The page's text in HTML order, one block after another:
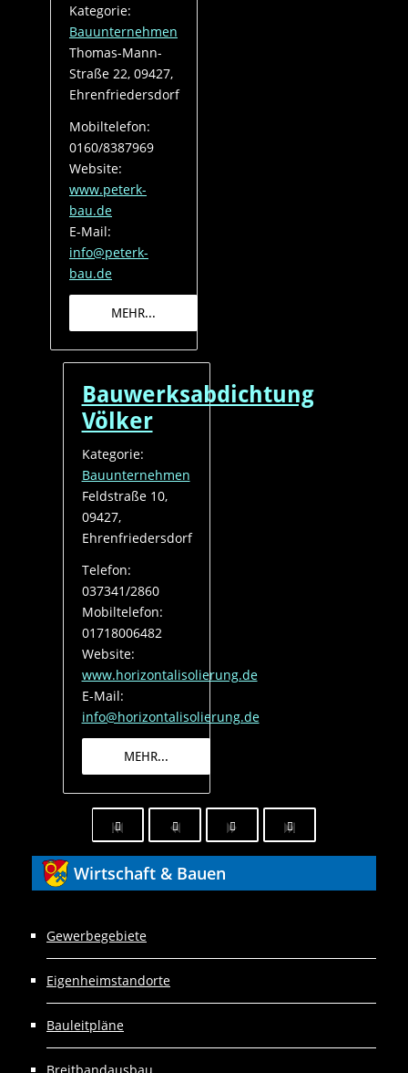
Kategorie:
Bauunternehmen
Thomas-Mann-
Straße 22, 09427,
Ehrenfriedersdorf
Mobiltelefon:
0160/8387969
Website:
www.peterk-
bau.de
E-Mail:
info@peterk-
bau.de
MEHR...
Bauwerksabdichtung
Völker
Kategorie:
Bauunternehmen
Feldstraße 10,
09427,
Ehrenfriedersdorf
Telefon:
037341/2860
Mobiltelefon:
01718006482
Website:
www.horizontalisolierung.de
E-Mail:
info@horizontalisolierung.de
MEHR...
Wirtschaft & Bauen
Gewerbegebiete
Eigenheimstandorte
Bauleitpläne